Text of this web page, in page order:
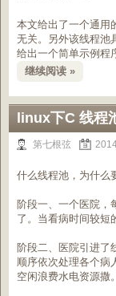
本文给出了一个通用
无关。另外该线程池
给出一个简单示例程
继续阅读 »
linux下C 线程
第七根弦
什么线程池，为什么
阶段一、一个医院，
了。当看病时间较短
阶段二、医院引进了
顺序依次处理各个病
空闲浪费水电资源撒。